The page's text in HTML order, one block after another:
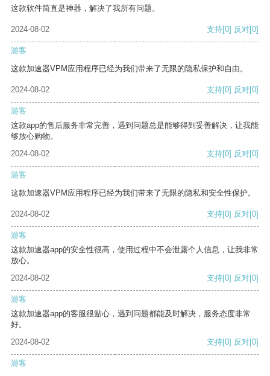
这款软件简直是神器，解决了我所有问题。
2024-08-02 支持[0] 反对[0]
游客
这款加速器VPM应用程序已经为我们带来了无限的隐私保护和自由。
2024-08-02 支持[0] 反对[0]
游客
这款app的售后服务非常完善，遇到问题总是能够得到妥善解决，让我能
够放心购物。
2024-08-02
支持[0] 反对[0]
游客
这款加速器VPM应用程序已经为我们带来了无限的隐私和安全性保护。
2024-08-02 支持[0] 反对[0]
游客
这款加速器app的安全性很高，使用过程中不会泄露个人信息，让我非常
放心。
2024-08-02
支持[0] 反对[0]
游客
这款加速器app的客服很贴心，遇到问题都能及时解决，服务态度非常
好。
2024-08-02
支持[0] 反对[0]
游客